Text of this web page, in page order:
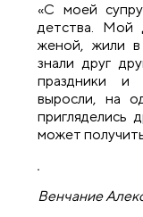
«С моей
детства.
женой, жили
знали друг
праздники и
выросли, на
пригляделись
может
Венчание